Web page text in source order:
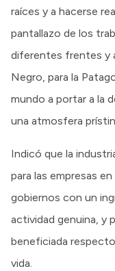
raíces y a hacerse
pantallazo de los
diferentes frentes y
Negro, para la
mundo a portar a la
una atmosfera
Indicó que la
para las empresas
gobiernos con un
actividad genuina, y
beneficiada
vida.